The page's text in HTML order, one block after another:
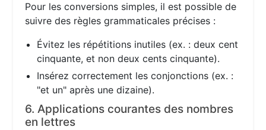
Pour les conversions simples, il est possible de
suivre des règles grammaticales précises :
Évitez les répétitions inutiles (ex. : deux cent
cinquante, et non deux cents cinquante).
Insérez correctement les conjonctions (ex. :
"et un" après une dizaine).
6. Applications courantes des nombres
en lettres